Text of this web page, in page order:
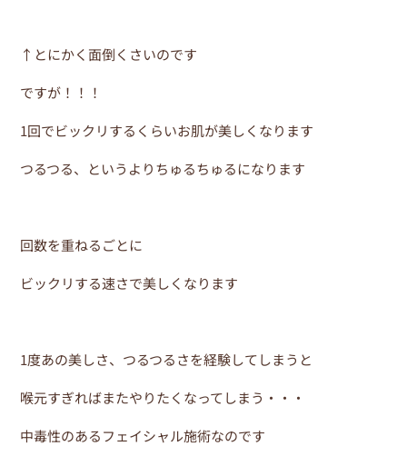
↑とにかく面倒くさいのです
ですが！！！
1回でビックリするくらいお肌が美しくなります
つるつる、というよりちゅるちゅるになります
回数を重ねるごとに
ビックリする速さで美しくなります
1度あの美しさ、つるつるさを経験してしまうと
喉元すぎればまたやりたくなってしまう・・・
中毒性のあるフェイシャル施術なのです